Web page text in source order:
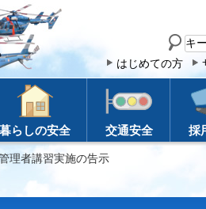
サ
イ
ト
はじめての方
暮らしの安全 交通安全 採
理者講習実施の告示